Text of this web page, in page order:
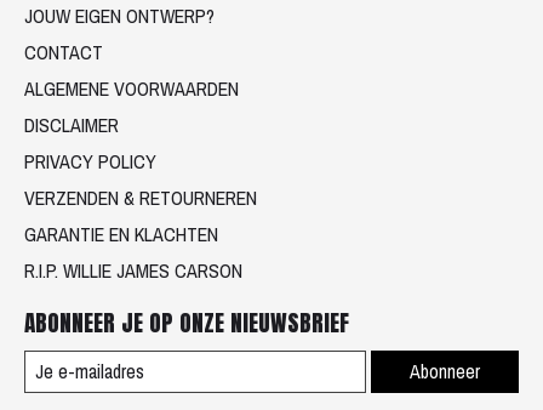
JOUW EIGEN ONTWERP?
CONTACT
ALGEMENE VOORWAARDEN
DISCLAIMER
PRIVACY POLICY
VERZENDEN & RETOURNEREN
GARANTIE EN KLACHTEN
R.I.P. WILLIE JAMES CARSON
ABONNEER JE OP ONZE NIEUWSBRIEF
Abonneer